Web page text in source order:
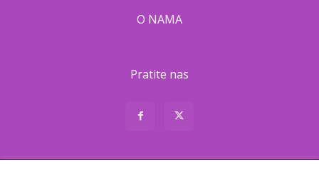
O NAMA
Pratite nas